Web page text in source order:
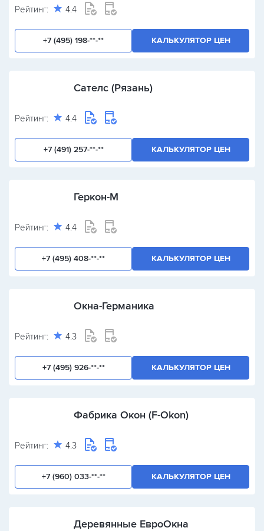
Рейтинг: 4.4
+7 (495) 198-**-** КАЛЬКУЛЯТОР ЦЕН
Сателс (Рязань)
Рейтинг: 4.4
+7 (491) 257-**-** КАЛЬКУЛЯТОР ЦЕН
Геркон-М
Рейтинг: 4.4
+7 (495) 408-**-** КАЛЬКУЛЯТОР ЦЕН
Окна-Германика
Рейтинг: 4.3
+7 (495) 926-**-** КАЛЬКУЛЯТОР ЦЕН
Фабрика Окон (F-Okon)
Рейтинг: 4.3
+7 (960) 033-**-** КАЛЬКУЛЯТОР ЦЕН
Деревянные ЕвроОкна